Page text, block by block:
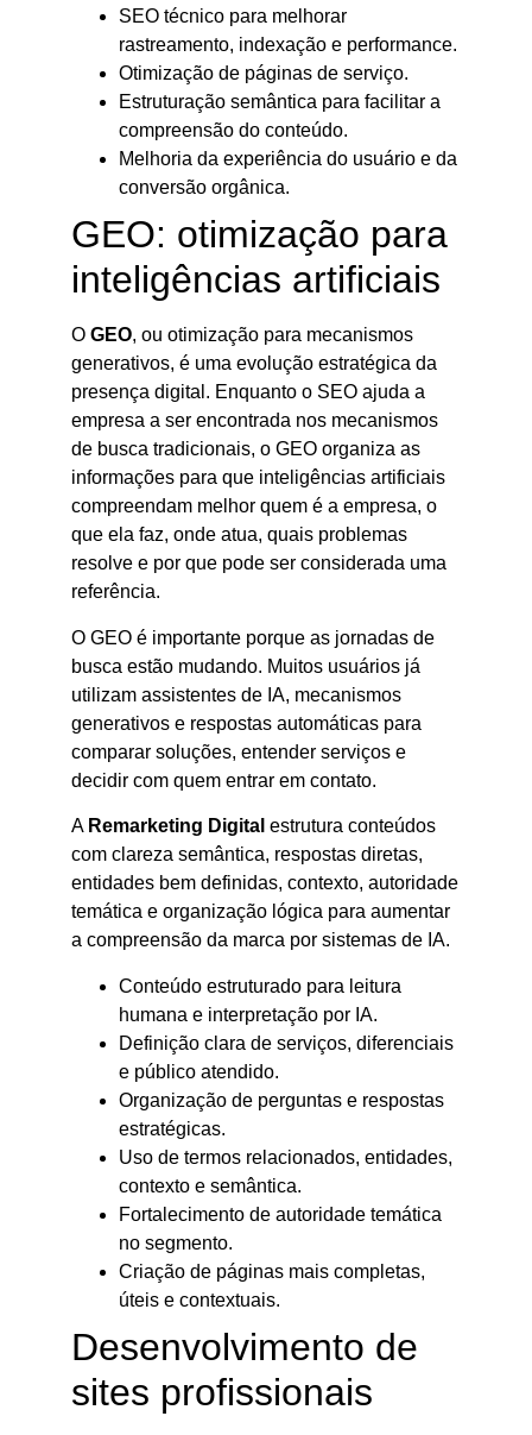
SEO técnico para melhorar
rastreamento, indexação e performance.
Otimização de páginas de serviço.
Estruturação semântica para facilitar a
compreensão do conteúdo.
Melhoria da experiência do usuário e da
conversão orgânica.
GEO: otimização para
inteligências artificiais
O GEO, ou otimização para mecanismos
generativos, é uma evolução estratégica da
presença digital. Enquanto o SEO ajuda a
empresa a ser encontrada nos mecanismos
de busca tradicionais, o GEO organiza as
informações para que inteligências artificiais
compreendam melhor quem é a empresa, o
que ela faz, onde atua, quais problemas
resolve e por que pode ser considerada uma
referência.
O GEO é importante porque as jornadas de
busca estão mudando. Muitos usuários já
utilizam assistentes de IA, mecanismos
generativos e respostas automáticas para
comparar soluções, entender serviços e
decidir com quem entrar em contato.
A Remarketing Digital estrutura conteúdos
com clareza semântica, respostas diretas,
entidades bem definidas, contexto, autoridade
temática e organização lógica para aumentar
a compreensão da marca por sistemas de IA.
Conteúdo estruturado para leitura
humana e interpretação por IA.
Definição clara de serviços, diferenciais
e público atendido.
Organização de perguntas e respostas
estratégicas.
Uso de termos relacionados, entidades,
contexto e semântica.
Fortalecimento de autoridade temática
no segmento.
Criação de páginas mais completas,
úteis e contextuais.
Desenvolvimento de
sites profissionais